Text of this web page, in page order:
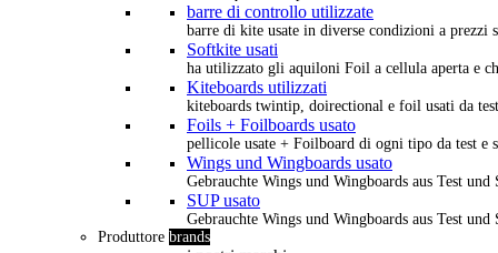
barre di controllo utilizzate
barre di kite usate in diverse condizioni a prezzi
Softkite usati
ha utilizzato gli aquiloni Foil a cellula aperta e
Kiteboards utilizzati
kiteboards twintip, doirectional e foil usati da
Foils + Foilboards usato
pellicole usate + Foilboard di ogni tipo da test e
Wings und Wingboards usato
Gebrauchte Wings und Wingboards aus Test und
SUP usato
Gebrauchte Wings und Wingboards aus Test und
Produttore brands